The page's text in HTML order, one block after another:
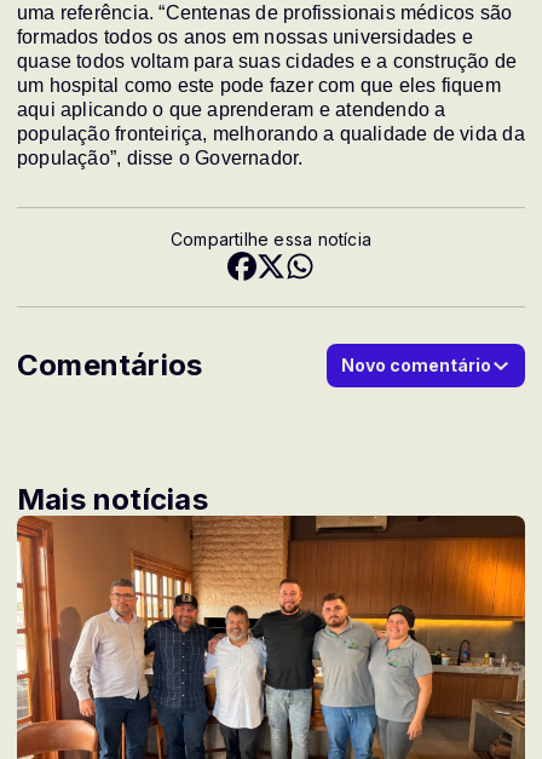
uma referência. “Centenas de profissionais médicos são
formados todos os anos em nossas universidades e
quase todos voltam para suas cidades e a construção de
um hospital como este pode fazer com que eles fiquem
aqui aplicando o que aprenderam e atendendo a
população fronteiriça, melhorando a qualidade de vida da
população”, disse o Governador.
Compartilhe essa notícia
Comentários Novo comentário
Mais notícias